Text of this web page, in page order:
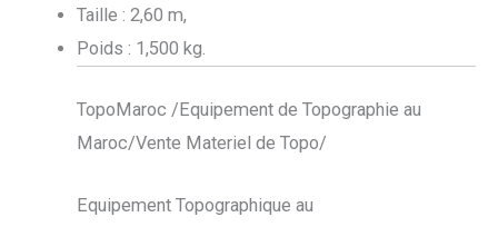
Taille : 2,60 m,
Poids : 1,500 kg.
TopoMaroc /Equipement de Topographie au
Maroc/Vente Materiel de Topo/
Equipement Topographique au